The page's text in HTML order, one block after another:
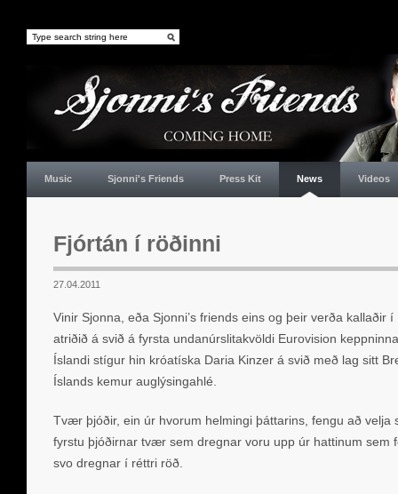
Music Sjonni's Friends Press Kit News Videos
27.04.2011
Fjórtán í röðinni
Vinir Sjonna, eða Sjonni’s friends eins og þeir verða kallaðir
atriðið á svið á fyrsta undanúrslitakvöldi Eurovision
Íslandi stígur hin króatíska Daria Kinzer á svið með lag sitt
Íslands kemur auglýsingahlé.
Tvær þjóðir, ein úr hvorum helmingi þáttarins, fengu að velja
fyrstu þjóðirnar tvær sem dregnar voru upp úr hattinum sem
svo dregnar í réttri röð.